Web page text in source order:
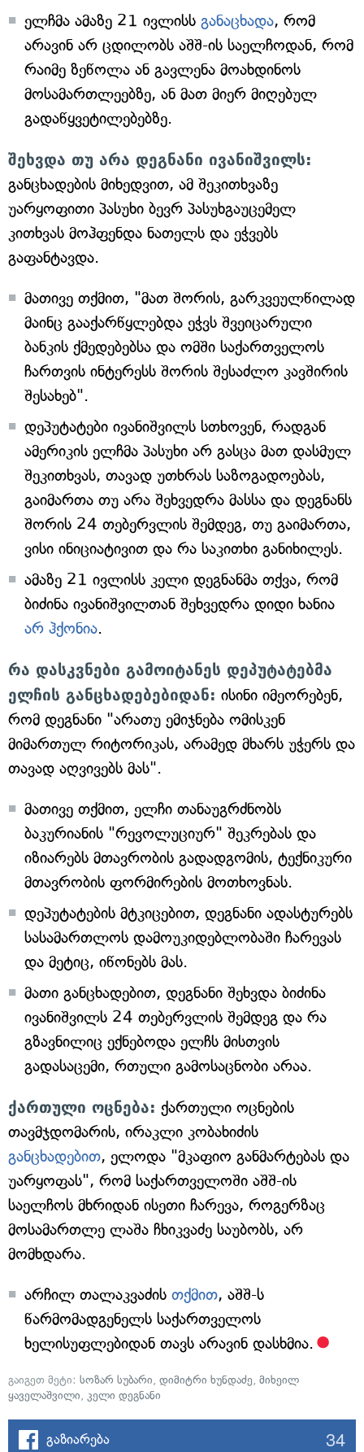
ელჩმა ამაზე 21 ივლისს განაცხადა, რომ
არავინ არ ცდილობს აშშ-ის საელჩოდან, რომ
რაიმე ზეწოლა ან გავლენა მოახდინოს
მოსამართლეებზე, ან მათ მიერ მიღებულ
გადაწყვეტილებებზე.
შეხვდა თუ არა დეგნანი ივანიშვილს:
განცხადების მიხედვით, ამ შეკითხვაზე
უარყოფითი პასუხი ბევრ პასუხგაუცემელ
კითხვას მოჰფენდა ნათელს და ეჭვებს
გაფანტავდა.
მათივე თქმით, "მათ შორის, გარკვეულწილად
მაინც გააქარწყლებდა ეჭვს შვეიცარული
ბანკის ქმედებებსა და ომში საქართველოს
ჩართვის ინტერესს შორის შესაძლო კავშირის
შესახებ".
დეპუტატები ივანიშვილს სთხოვენ, რადგან
ამერიკის ელჩმა პასუხი არ გასცა მათ დასმულ
შეკითხვას, თავად უთხრას საზოგადოებას,
გაიმართა თუ არა შეხვედრა მასსა და დეგნანს
შორის 24 თებერვლის შემდეგ, თუ გაიმართა,
ვისი ინიციატივით და რა საკითხი განიხილეს.
ამაზე 21 ივლისს კელი დეგნანმა თქვა, რომ
ბიძინა ივანიშვილთან შეხვედრა დიდი ხანია
არ ჰქონია.
რა დასკვნები გამოიტანეს დეპუტატებმა
ელჩის განცხადებებიდან: ისინი იმეორებენ,
რომ დეგნანი "არათუ ემიჯნება ომისკენ
მიმართულ რიტორიკას, არამედ მხარს უჭერს და
თავად აღვივებს მას".
მათივე თქმით, ელჩი თანაუგრძნობს
ბაკურიანის "რევოლუციურ" შეკრებას და
იზიარებს მთავრობის გადადგომის, ტექნიკური
მთავრობის ფორმირების მოთხოვნას.
დეპუტატების მტკიცებით, დეგნანი ადასტურებს
სასამართლოს დამოუკიდებლობაში ჩარევას
და მეტიც, იწონებს მას.
მათი განცხადებით, დეგნანი შეხვდა ბიძინა
ივანიშვილს 24 თებერვლის შემდეგ და რა
გზავნილიც ექნებოდა ელჩს მისთვის
გადასაცემი, რთული გამოსაცნობი არაა.
ქართული ოცნება: ქართული ოცნების
თავმჯდომარის, ირაკლი კობახიძის
განცხადებით, ელოდა "მკაფიო განმარტებას და
უარყოფას", რომ საქართველოში აშშ-ის
საელჩოს მხრიდან ისეთი ჩარევა, როგერზაც
მოსამართლე ლაშა ჩხიკვაძე საუბობს, არ
მომხდარა.
არჩილ თალაკვაძის თქმით, აშშ-ს
წარმომადგენელს საქართველოს
ხელისუფლებიდან თავს არავინ დასხმია.
გაიგეთ მეტი: სოზარ სუბარი, დიმიტრი ხუნდაძე, მიხეილ
ყაველაშვილი, კელი დეგნანი
გაზიარება 34